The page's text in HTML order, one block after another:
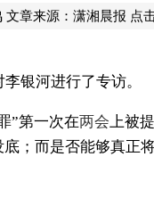
文章来源： 潇湘晨报 点
银河进行了专访。
”第一次在两会上被
；而是否能够真正